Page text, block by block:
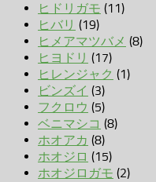
ヒドリガモ (11)
ヒバリ (19)
ヒメアマツバメ (8)
ヒヨドリ (17)
ヒレンジャク (1)
ビンズイ (3)
フクロウ (5)
ベニマシコ (8)
ホオアカ (8)
ホオジロ (15)
ホオジロガモ (2)